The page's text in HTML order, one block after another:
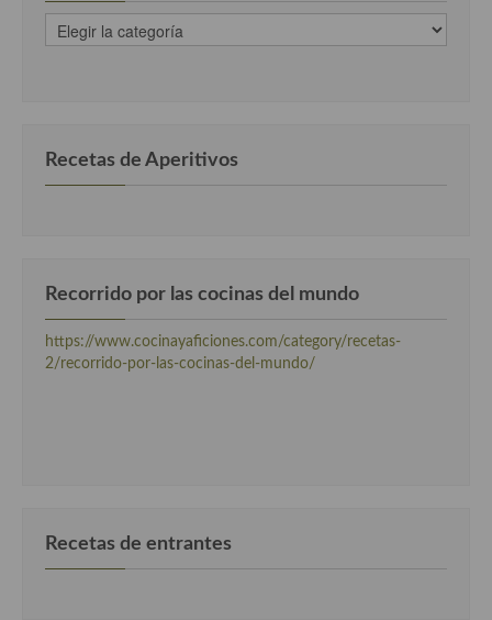
recetas
clasificadas
Recetas de Aperitivos
Recorrido por las cocinas del mundo
https://www.cocinayaficiones.com/category/recetas-
2/recorrido-por-las-cocinas-del-mundo/
Recetas de entrantes